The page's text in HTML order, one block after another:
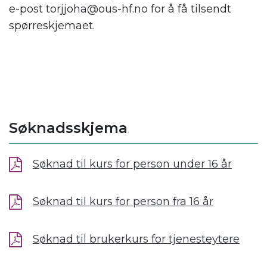
e-post torjjoha@ous-hf.no for å få tilsendt
spørreskjemaet.
Søknadsskjema
Søknad til kurs for person under 16 år
Søknad til kurs for person fra 16 år
Søknad til brukerkurs for tjenesteytere